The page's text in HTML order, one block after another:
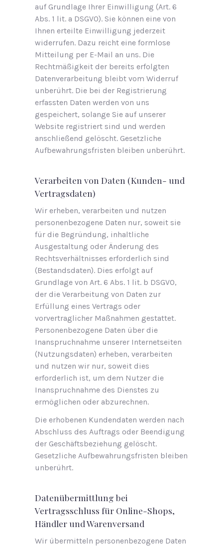
auf Grundlage Ihrer Einwilligung (Art. 6
Abs. 1 lit. a DSGVO). Sie können eine von
Ihnen erteilte Einwilligung jederzeit
widerrufen. Dazu reicht eine formlose
Mitteilung per E-Mail an uns. Die
Rechtmäßigkeit der bereits erfolgten
Datenverarbeitung bleibt vom Widerruf
unberührt. Die bei der Registrierung
erfassten Daten werden von uns
gespeichert, solange Sie auf unserer
Website registriert sind und werden
anschließend gelöscht. Gesetzliche
Aufbewahrungsfristen bleiben unberührt.
Verarbeiten von Daten (Kunden- und
Vertragsdaten)
Wir erheben, verarbeiten und nutzen
personenbezogene Daten nur, soweit sie
für die Begründung, inhaltliche
Ausgestaltung oder Änderung des
Rechtsverhältnisses erforderlich sind
(Bestandsdaten). Dies erfolgt auf
Grundlage von Art. 6 Abs. 1 lit. b DSGVO,
der die Verarbeitung von Daten zur
Erfüllung eines Vertrags oder
vorvertraglicher Maßnahmen gestattet.
Personenbezogene Daten über die
Inanspruchnahme unserer Internetseiten
(Nutzungsdaten) erheben, verarbeiten
und nutzen wir nur, soweit dies
erforderlich ist, um dem Nutzer die
Inanspruchnahme des Dienstes zu
ermöglichen oder abzurechnen.
Die erhobenen Kundendaten werden nach
Abschluss des Auftrags oder Beendigung
der Geschäftsbeziehung gelöscht.
Gesetzliche Aufbewahrungsfristen bleiben
unberührt.
Datenübermittlung bei
Vertragsschluss für Online-Shops,
Händler und Warenversand
Wir übermitteln personenbezogene Daten